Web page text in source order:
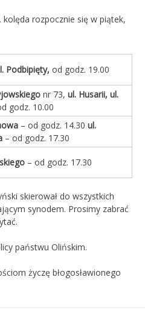
rozpocznie się w piątek,
Podbipięty,od godz. 19.00
nr 73,ul. Husarii, ul.
godz. 10.00
– od godz. 14.30ul.
– od godz. 17.30
– od godz. 17.30
skierował do wszystkich
synodem. Prosimy zabrać
państwu Olińskim.
życzę błogosławionego